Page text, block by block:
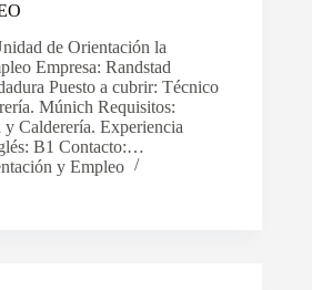
de Orientación la
Empresa: Randstad
Puesto a cubrir: Técnico
Múnich Requisitos:
Calderería. Experiencia
B1 Contacto:…
y Empleo